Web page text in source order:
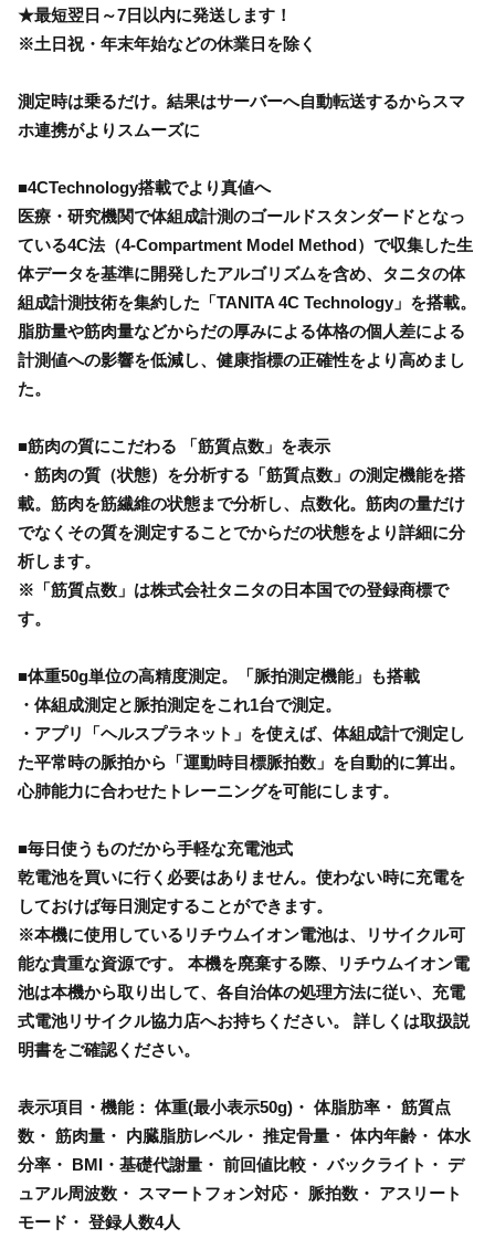
★最短翌日～7日以内に発送します！
※土日祝・年末年始などの休業日を除く
測定時は乗るだけ。結果はサーバーへ自動転送するからスマ
ホ連携がよりスムーズに
■4CTechnology搭載でより真値へ
医療・研究機関で体組成計測のゴールドスタンダードとなっ
ている4C法（4-Compartment Model Method）で収集した生
体データを基準に開発したアルゴリズムを含め、タニタの体
組成計測技術を集約した「TANITA 4C Technology」を搭載。
脂肪量や筋肉量などからだの厚みによる体格の個人差による
計測値への影響を低減し、健康指標の正確性をより高めまし
た。
■筋肉の質にこだわる 「筋質点数」を表示
・筋肉の質（状態）を分析する「筋質点数」の測定機能を搭
載。筋肉を筋繊維の状態まで分析し、点数化。筋肉の量だけ
でなくその質を測定することでからだの状態をより詳細に分
析します。
※「筋質点数」は株式会社タニタの日本国での登録商標で
す。
■体重50g単位の高精度測定。「脈拍測定機能」も搭載
・体組成測定と脈拍測定をこれ1台で測定。
・アプリ「ヘルスプラネット」を使えば、体組成計で測定し
た平常時の脈拍から「運動時目標脈拍数」を自動的に算出。
心肺能力に合わせたトレーニングを可能にします。
■毎日使うものだから手軽な充電池式
乾電池を買いに行く必要はありません。使わない時に充電を
しておけば毎日測定することができます。
※本機に使用しているリチウムイオン電池は、リサイクル可
能な貴重な資源です。 本機を廃棄する際、リチウムイオン電
池は本機から取り出して、各自治体の処理方法に従い、充電
式電池リサイクル協力店へお持ちください。 詳しくは取扱説
明書をご確認ください。
表示項目・機能： 体重(最小表示50g)・ 体脂肪率・ 筋質点
数・ 筋肉量・ 内臓脂肪レベル・ 推定骨量・ 体内年齢・ 体水
分率・ BMI・基礎代謝量・ 前回値比較・ バックライト・ デ
ュアル周波数・ スマートフォン対応・ 脈拍数・ アスリート
モード・ 登録人数4人